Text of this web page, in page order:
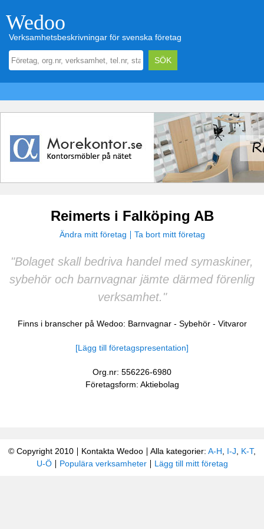
Wedoo
Verksamhetsbeskrivningar för svenska företag
Reimerts i Falköping AB
Ändra mitt företag Ta bort mitt företag
"Bolaget skall bedriva handel med symaskiner,
sybehör och barnvagnar jämte därmed förenlig
verksamhet."
Finns i branscher på Wedoo: Barnvagnar- Sybehör- Vitvaror
[Lägg till företagspresentation]
Org.nr: 556226-6980
Företagsform: Aktiebolag
© Copyright 2010 Kontakta Wedoo Alla kategorier: A-H I-J K-T,
U-Ö
Populära verksamheter Lägg till mitt företag